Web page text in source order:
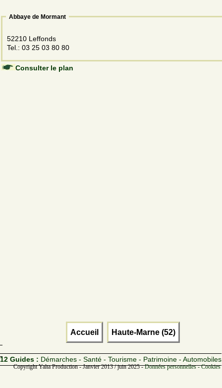
Abbaye de Mormant
52210 Leffonds
Tel.: 03 25 03 80 80
Consulter le plan
Accueil Haute-Marne (52)
12 Guides : Démarches - Santé - Tourisme - Patrimoine - Automobiles
Copyright Yalta Production - Janvier 2013 / juin 2025 -Données personnelles -